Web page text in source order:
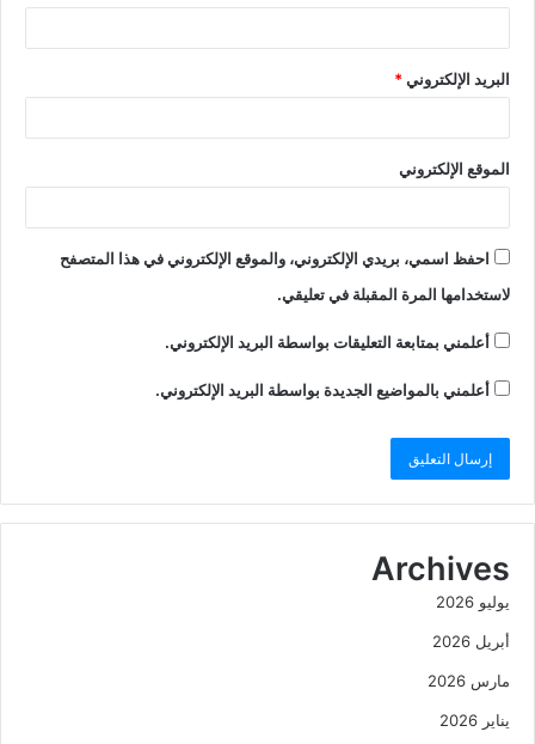
البريد الإلكتروني*
الموقع الإلكتروني
احفظ اسمي، بريدي الإلكتروني، والموقع الإلكتروني في هذا المتصفح
لاستخدامها المرة المقبلة في تعليقي.
أعلمني بمتابعة التعليقات بواسطة البريد الإلكتروني.
أعلمني بالمواضيع الجديدة بواسطة البريد الإلكتروني.
Archives
يوليو 2026
أبريل 2026
مارس 2026
يناير 2026